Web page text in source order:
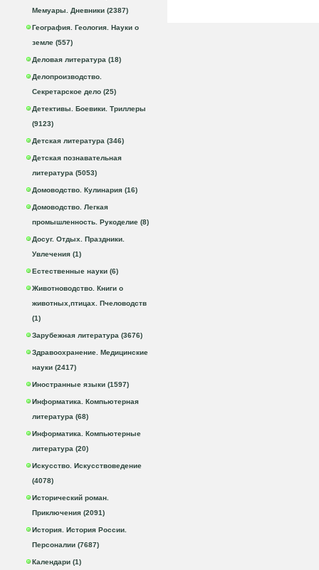
Мемуары. Дневники (2387)
География. Геология. Науки о
земле (557)
Деловая литература (18)
Делопроизводство.
Секретарское дело (25)
Детективы. Боевики. Триллеры
(9123)
Детская литература (346)
Детская познавательная
литература (5053)
Домоводство. Кулинария (16)
Домоводство. Легкая
промышленность. Рукоделие (8)
Досуг. Отдых. Праздники.
Увлечения (1)
Естественные науки (6)
Животноводство. Книги о
животных,птицах. Пчеловодств
(1)
Зарубежная литература (3676)
Здравоохранение. Медицинские
науки (2417)
Иностранные языки (1597)
Информатика. Компьютерная
литература (68)
Информатика. Компьютерные
литература (20)
Искусство. Искусствоведение
(4078)
Исторический роман.
Приключения (2091)
История. История России.
Персоналии (7687)
Календари (1)